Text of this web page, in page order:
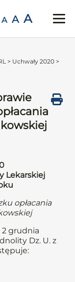
A A A
> Uchwały 2020 >
Lekarskiej
opłacania
2 grudnia
Dz. U. z